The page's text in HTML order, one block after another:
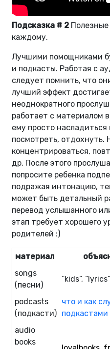
Подсказка # 2
каждому.
Лучшими помощниками
и подкасты. Работая с
следует помнить, что
лучший эффект
неоднократного
работает с материалом
ему просто
посмотреть, отдохнуть.
концентрироваться,
др. После этого
попросите ребенка
подражая интонацию,
может быть детальный
перевод услышанного
этап требует хорошего
родителей :)
материал
songs
(песни)
“kids”,
podcasts
(подкасти)
что и как
подкастами
audio
books